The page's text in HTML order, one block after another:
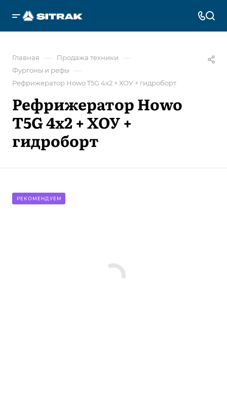
Главная — Продажа техники —
Фургоны и рефы —
Рефрижератор Howo T5G 4x2 + ХОУ + гидроборт
Рефрижератор Howo
T5G 4x2 + ХОУ +
гидроборт
РЕКОМЕНДУЕМ